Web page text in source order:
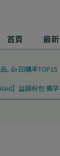
首頁 最
, 👍 回購率
】益韻粉包 備